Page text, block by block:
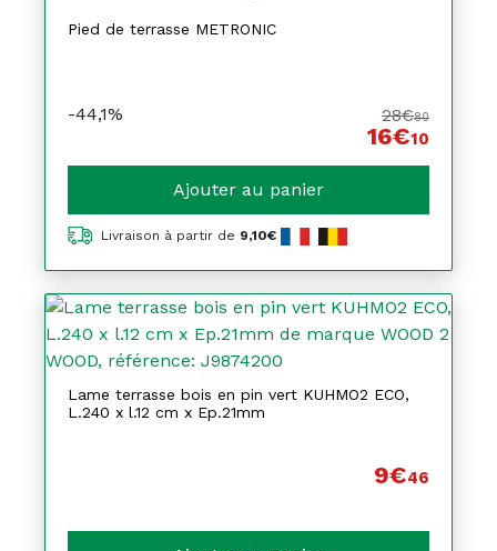
Pied de terrasse METRONIC
-44,1% 28€80
16€10
Ajouter au panier
Livraison à partir de 9,10€
Lame terrasse bois en pin vert KUHMO2 ECO,
L.240 x l.12 cm x Ep.21mm
9€46